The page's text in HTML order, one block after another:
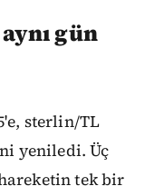
gün
sterlin/TL
yeniledi. Üç
tek bir